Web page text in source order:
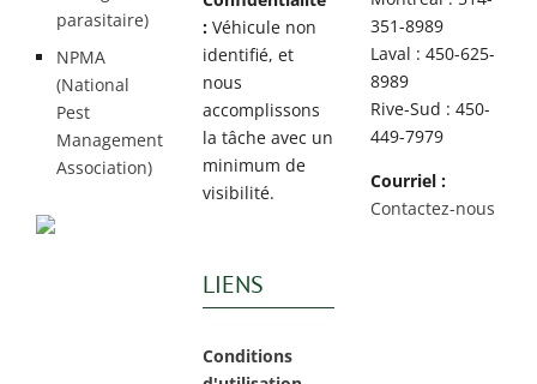
parasitaire)
NPMA
(National
Pest
Management
Association)
: Véhicule non
identifié, et
nous
accomplissons
la tâche avec un
minimum de
visibilité.
LIENS
Conditions
351-8989
Laval : 450-625-
8989
Rive-Sud : 450-
449-7979
Courriel :
Contactez-nous